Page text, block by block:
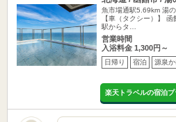
魚市場通駅5.69km 湯
【車（タクシー）】
駅からタ…
営業時間
入浴料金 1,300円～
日帰り 宿泊 源泉か
楽天トラベルの宿泊プ